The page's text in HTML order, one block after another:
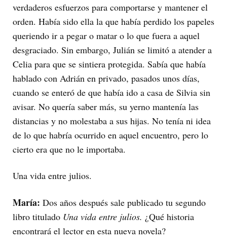
verdaderos esfuerzos para comportarse y mantener el
orden. Había sido ella la que había perdido los papeles
queriendo ir a pegar o matar o lo que fuera a aquel
desgraciado. Sin embargo, Julián se limitó a atender a
Celia para que se sintiera protegida. Sabía que había
hablado con Adrián en privado, pasados unos días,
cuando se enteró de que había ido a casa de Silvia sin
avisar. No quería saber más, su yerno mantenía las
distancias y no molestaba a sus hijas. No tenía ni idea
de lo que habría ocurrido en aquel encuentro, pero lo
cierto era que no le importaba.
Una vida entre julios.
María: Dos años después sale publicado tu segundo
libro titulado Una vida entre julios. ¿Qué historia
encontrará el lector en esta nueva novela?